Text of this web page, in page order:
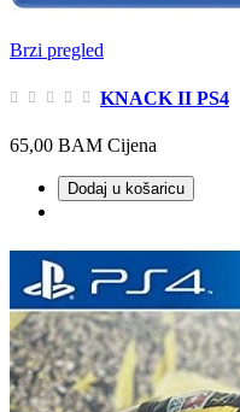
Brzi pregled
KNACK II PS4
65,00 BAM Cijena
Dodaj u košaricu